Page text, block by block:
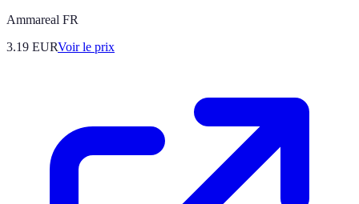
Ammareal FR
3.19 EURVoir le prix